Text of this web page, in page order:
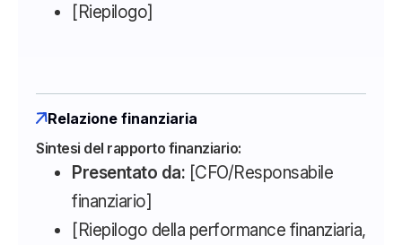
[Riepilogo]
Relazione finanziaria
Sintesi del rapporto finanziario:
Presentato da: [CFO/Responsabile
finanziario]
[Riepilogo della performance finanziaria,